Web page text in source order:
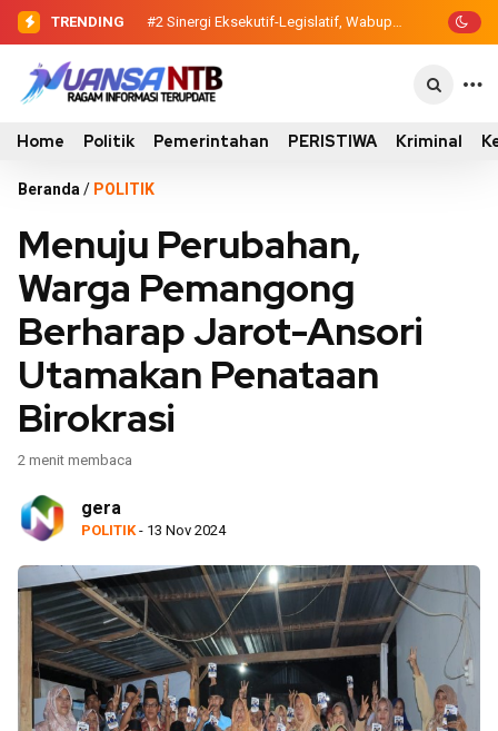
TRENDING #2 Sinergi Eksekutif-Legislatif, Wabup
Ansori Serahkan Tujuh Kontainer
#3 Dewan Pendidikan Temukan
Kondisi 305 Siswa SDN Kanar Belajar di
…
Home Politik Pemerintahan PERISTIWA Kriminal
Beranda / POLITIK
Menuju Perubahan,
Warga Pemangong
Berharap Jarot-Ansori
Utamakan Penataan
Birokrasi
2 menit membaca
gera
POLITIK - 13 Nov 2024